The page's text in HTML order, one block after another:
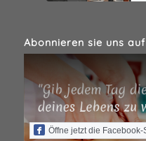
Abonnieren sie uns
Öffne jetzt die Facebook-